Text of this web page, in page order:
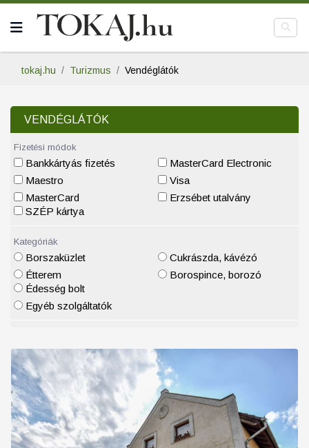
tokaj.hu Turizmus Vendéglátók
VENDÉGLÁTÓK
Fizetési módok
Bankkártyás fizetés
Maestro
MasterCard
MasterCard Electronic
Visa
Erzsébet utalvány
SZÉP kártya
Kategóriák
Borszaküzlet
Étterem
Cukrászda, kávézó
Borospince, borozó
Édesség bolt
Egyéb szolgáltatók